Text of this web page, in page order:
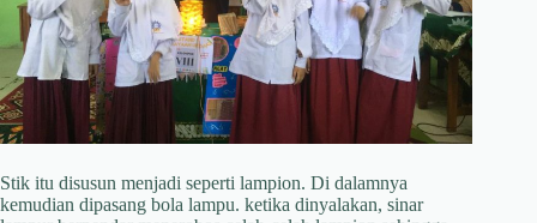
Stik itu disusun menjadi seperti lampion. Di dalamnya
kemudian dipasang bola lampu. ketika dinyalakan, sinar